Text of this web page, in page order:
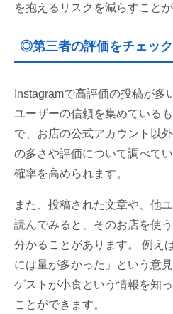
を抱えるリスクを減らすことが
◎第三者の評価をチェッ
Instagramで高評価の投稿が
ユーザーの信頼を集めている
で、お店の公式アカウント以
の多さや評価について調べて
確率を高められます。
また、投稿された文章や、他
読んでみると、そのお店を使
分かることがあります。 例え
には量が多かった」という意
ゲストが小食という情報を知
ことができます。